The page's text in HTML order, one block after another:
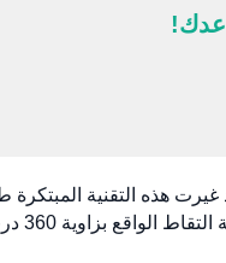
زمام المبادرة في هذا المجال. لقد غيرت هذه
البناء ومراقبتها